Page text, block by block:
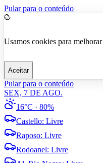
Pular para o conteúdo
Usamos cookies para
Aceitar
Pular para o conteúdo
SEX, 7 DE AGO.
16°C · 80%
Castello: Livre
Raposo: Livre
Rodoanel: Livre